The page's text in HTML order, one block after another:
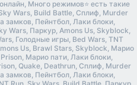
Много режимов⭐ есть такие
Wars, Build Battle, Сплиф, Murder
замков, Пейнтбол, Лаки блоки,
Wars, Паркур, Amons Us, Skyblock,
Голодные игры, Bed Wars, TNT
Us, Brawl Stars, Skyblock, Марио
Марио пати, Лаки блоки,
Quake, Deathrun, Сплиф, Murder
замков, Пейнтбол, Лаки блоки,